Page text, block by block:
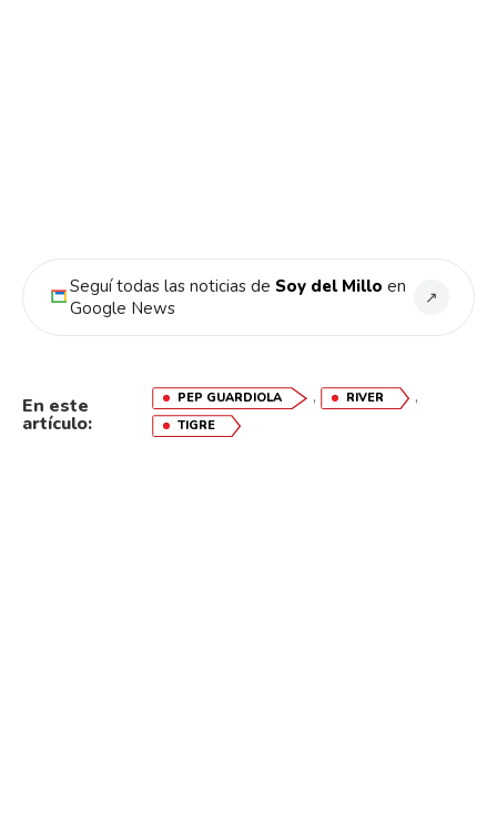
Seguí todas las noticias de Soy del Millo en
Google News
↗
En este
artículo:
PEP GUARDIOLA , RIVER ,
TIGRE